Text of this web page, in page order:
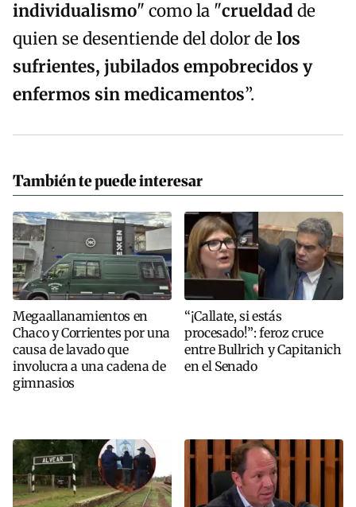
individualismo" como la "crueldadde
quien se desentiende del dolor delos
sufrientes, jubilados empobrecidos y
enfermos sin medicamentos”.
También te puede interesar
Megaallanamientos en
Chaco y Corrientes por una
causa de lavado que
involucra a una cadena de
gimnasios
“¡Callate, si estás
procesado!”: feroz cruce
entre Bullrich y Capitanich
en el Senado